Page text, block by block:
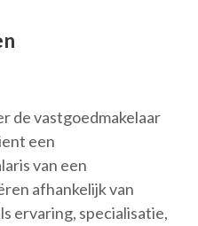
de vastgoedmakelaar
een
van een
afhankelijk van
ervaring, specialisatie,